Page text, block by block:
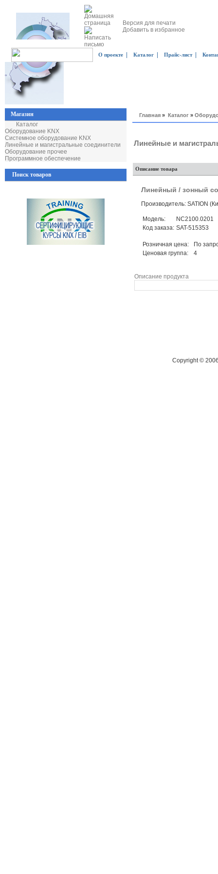
Версия для печати
Добавить в избранное
О проекте Каталог Прайс-лист|
Магазин
Каталог
Оборудование KNX
Системное оборудование KNX
Линейные и магистральные соединители
Оборудование прочее
Программное обеспечение
Поиск товаров
Главная » Каталог »
Линейные и
Описание товара
Линейный / зонный
Производитель: SATION
Модель:
NC2100.0201
Код заказа: SAT-515353
Розничная цена:
По
Ценовая группа:
4
Описание продукта
Copyright ©